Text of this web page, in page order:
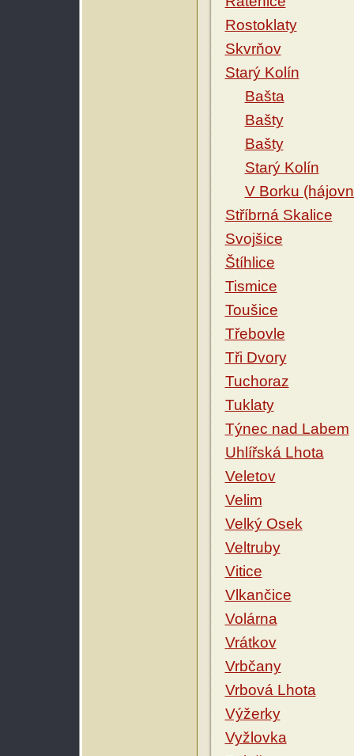
Rostoklaty
Skvrňov
Starý Kolín
Bašta
Bašty
Bašty
Starý Kolín
V Borku
Stříbrná Skalice
Svojšice
Štíhlice
Tismice
Toušice
Třebovle
Tři Dvory
Tuchoraz
Tuklaty
Týnec nad Labem
Uhlířská Lhota
Veletov
Velim
Velký Osek
Veltruby
Vitice
Vlkančice
Volárna
Vrátkov
Vrbčany
Vrbová Lhota
Výžerky
Vyžlovka